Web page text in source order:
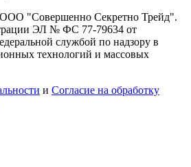
"Совершенно Секретно Трейд".
ЭЛ № ФС 77-79634 от
службой по надзору в
технологий и массовых
и Согласие на обработку